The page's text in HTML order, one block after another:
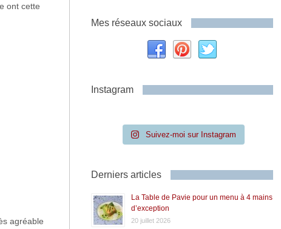
ont cette
agréable
Mes réseaux sociaux
Instagram
Suivez-moi sur Instagram
Derniers articles
La Table de Pavie pour un menu à 4 mains
d’exception
20 juillet 2026